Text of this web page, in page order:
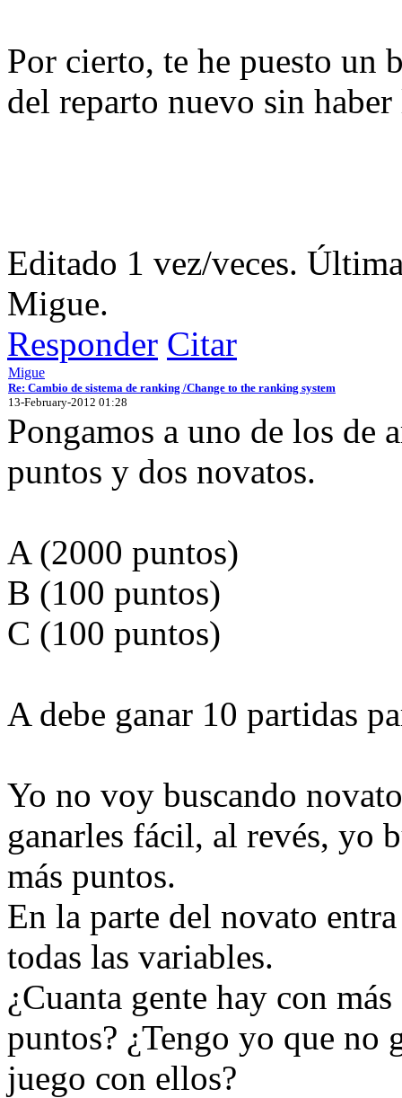
Por cierto, te he puesto un
del reparto nuevo sin
Editado 1 vez/veces.
Migue.
Responder Citar
Migue
Re: Cambio de sistema de ranking /Change to the ranking system
13-February-2012 01:28
Pongamos a uno de los de
puntos y dos novatos.
A (2000 puntos)
B (100 puntos)
C (100 puntos)
A debe ganar 10 partidas
Yo no voy buscando
ganarles fácil, al revés, yo
más puntos.
En la parte del novato
todas las variables.
¿Cuanta gente hay con
puntos? ¿Tengo yo que no
juego con ellos?